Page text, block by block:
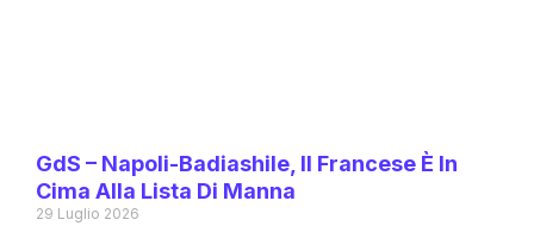
GdS – Napoli-Badiashile, Il Francese È In
Cima Alla Lista Di Manna
29 Luglio 2026